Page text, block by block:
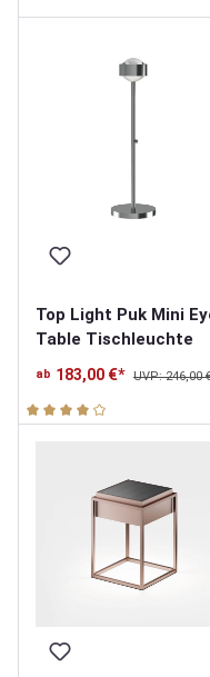
Top Light Puk Mini
Table Tischleuchte
ab 183,00 €* UVP: 246,00
Durchschnittliche